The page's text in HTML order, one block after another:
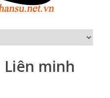
Liên minh